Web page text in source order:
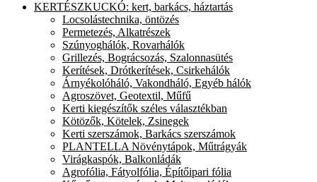
KERTÉSZKUCKÓ: kert, barkács, háztartás
Locsolástechnika, öntözés
Permetezés, Alkatrészek
Szúnyoghálók, Rovarhálók
Grillezés, Bográcsozás, Szalonnasütés
Kerítések, Drótkerítések, Csirkehálók
Árnyékolóháló, Vakondháló, Egyéb hálók
Agroszövet, Geotextil, Műfű
Kerti kiegészítők széles választékban
Kötözők, Kötelek, Zsinegek
Kerti szerszámok, Barkács szerszámok
PLANTELLA Növénytápok, Műtrágyák
Virágkaspók, Balkonládák
Agrofólia, Fátyolfólia, Építőipari fólia